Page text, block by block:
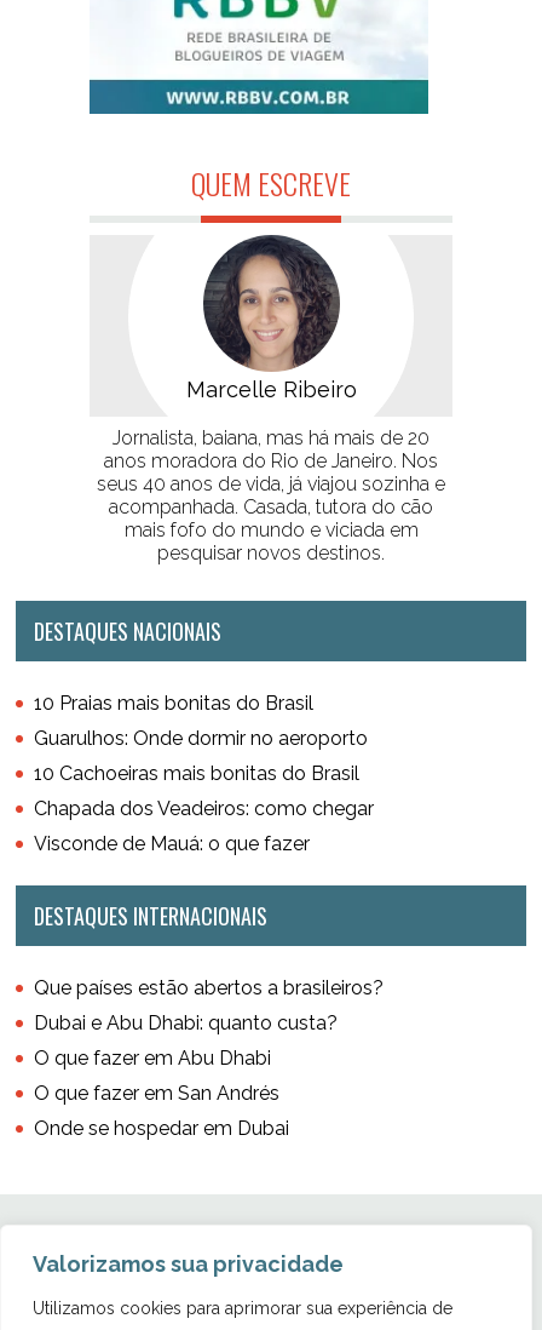
Valorizamos sua privacidade
Utilizamos cookies para aprimorar sua experiência de
QUEM ESCREVE
Marcelle Ribeiro
Jornalista, baiana, mas há mais de 20
anos moradora do Rio de Janeiro. Nos
seus 40 anos de vida, já viajou sozinha e
acompanhada. Casada, tutora do cão
mais fofo do mundo e viciada em
pesquisar novos destinos.
DESTAQUES NACIONAIS
10 Praias mais bonitas do Brasil
Guarulhos: Onde dormir no aeroporto
10 Cachoeiras mais bonitas do Brasil
Chapada dos Veadeiros: como chegar
Visconde de Mauá: o que fazer
DESTAQUES INTERNACIONAIS
Que países estão abertos a brasileiros?
Dubai e Abu Dhabi: quanto custa?
O que fazer em Abu Dhabi
O que fazer em San Andrés
Onde se hospedar em Dubai